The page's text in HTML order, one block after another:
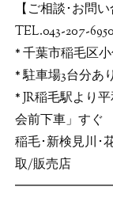
【ご相談･お問い
TEL.043-207-
* 千葉市稲毛区小
* 駐車場3台分あり
* JR稲毛駅より
会前下車」すぐ
稲毛･新検見川･
取/販売店